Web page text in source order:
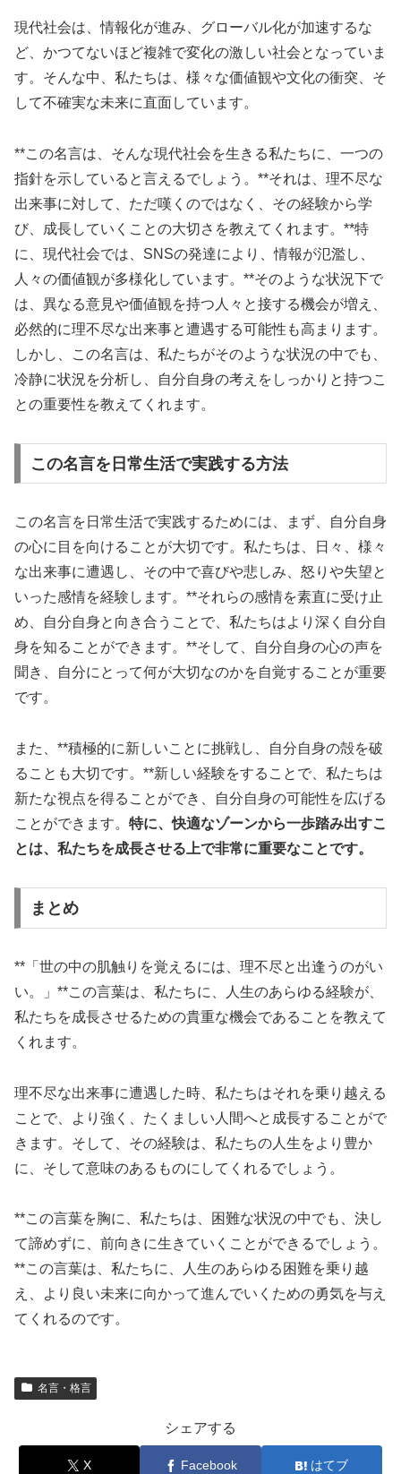
現代社会は、情報化が進み、グローバル化が加速するな
ど、かつてないほど複雑で変化の激しい社会となっていま
す。そんな中、私たちは、様々な価値観や文化の衝突、そ
して不確実な未来に直面しています。
**この名言は、そんな現代社会を生きる私たちに、一つの
指針を示していると言えるでしょう。**それは、理不尽な
出来事に対して、ただ嘆くのではなく、その経験から学
び、成長していくことの大切さを教えてくれます。**特
に、現代社会では、SNSの発達により、情報が氾濫し、
人々の価値観が多様化しています。**そのような状況下で
は、異なる意見や価値観を持つ人々と接する機会が増え、
必然的に理不尽な出来事と遭遇する可能性も高まります。
しかし、この名言は、私たちがそのような状況の中でも、
冷静に状況を分析し、自分自身の考えをしっかりと持つこ
との重要性を教えてくれます。
この名言を日常生活で実践する方法
この名言を日常生活で実践するためには、まず、自分自身
の心に目を向けることが大切です。私たちは、日々、様々
な出来事に遭遇し、その中で喜びや悲しみ、怒りや失望と
いった感情を経験します。**それらの感情を素直に受け止
め、自分自身と向き合うことで、私たちはより深く自分自
身を知ることができます。**そして、自分自身の心の声を
聞き、自分にとって何が大切なのかを自覚することが重要
です。
また、**積極的に新しいことに挑戦し、自分自身の殻を破
ることも大切です。**新しい経験をすることで、私たちは
新たな視点を得ることができ、自分自身の可能性を広げる
ことができます。 特に、快適なゾーンから一歩踏み出すこ
とは、私たちを成長させる上で非常に重要なことです。
まとめ
**「世の中の肌触りを覚えるには、理不尽と出逢うのがい
い。」**この言葉は、私たちに、人生のあらゆる経験が、
私たちを成長させるための貴重な機会であることを教えて
くれます。
理不尽な出来事に遭遇した時、私たちはそれを乗り越える
ことで、より強く、たくましい人間へと成長することがで
きます。そして、その経験は、私たちの人生をより豊か
に、そして意味のあるものにしてくれるでしょう。
**この言葉を胸に、私たちは、困難な状況の中でも、決し
て諦めずに、前向きに生きていくことができるでしょう。
**この言葉は、私たちに、人生のあらゆる困難を乗り越
え、より良い未来に向かって進んでいくための勇気を与え
てくれるのです。
名言・格言
シェアする
X Facebook はてブ